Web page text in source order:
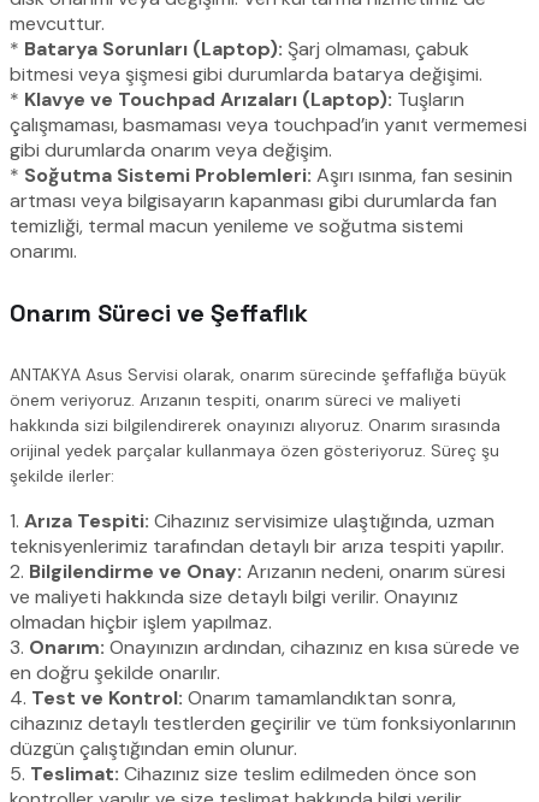
mevcuttur.
* Batarya Sorunları (Laptop): Şarj olmaması, çabuk
bitmesi veya şişmesi gibi durumlarda batarya değişimi.
* Klavye ve Touchpad Arızaları (Laptop): Tuşların
çalışmaması, basmaması veya touchpad’in yanıt vermemesi
gibi durumlarda onarım veya değişim.
* Soğutma Sistemi Problemleri: Aşırı ısınma, fan sesinin
artması veya bilgisayarın kapanması gibi durumlarda fan
temizliği, termal macun yenileme ve soğutma sistemi
onarımı.
Onarım Süreci ve Şeffaflık
ANTAKYA Asus Servisi olarak, onarım sürecinde şeffaflığa büyük
önem veriyoruz. Arızanın tespiti, onarım süreci ve maliyeti
hakkında sizi bilgilendirerek onayınızı alıyoruz. Onarım sırasında
orijinal yedek parçalar kullanmaya özen gösteriyoruz. Süreç şu
şekilde ilerler:
1. Arıza Tespiti: Cihazınız servisimize ulaştığında, uzman
teknisyenlerimiz tarafından detaylı bir arıza tespiti yapılır.
2. Bilgilendirme ve Onay: Arızanın nedeni, onarım süresi
ve maliyeti hakkında size detaylı bilgi verilir. Onayınız
olmadan hiçbir işlem yapılmaz.
3. Onarım: Onayınızın ardından, cihazınız en kısa sürede ve
en doğru şekilde onarılır.
4. Test ve Kontrol: Onarım tamamlandıktan sonra,
cihazınız detaylı testlerden geçirilir ve tüm fonksiyonlarının
düzgün çalıştığından emin olunur.
5. Teslimat: Cihazınız size teslim edilmeden önce son